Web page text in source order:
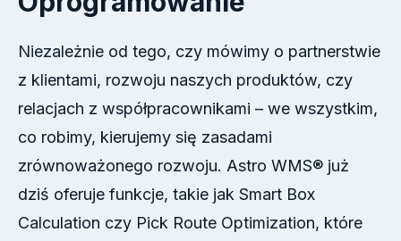
Niezależnie od tego, czy mówimy o partnerstwie
z klientami, rozwoju naszych produktów, czy
relacjach z współpracownikami – we wszystkim,
co robimy, kierujemy się zasadami
zrównoważonego rozwoju. Astro WMS® już
dziś oferuje funkcje, takie jak Smart Box
Calculation czy Pick Route Optimization, które